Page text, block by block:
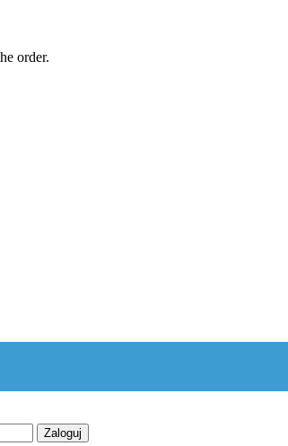
order.
Zaloguj